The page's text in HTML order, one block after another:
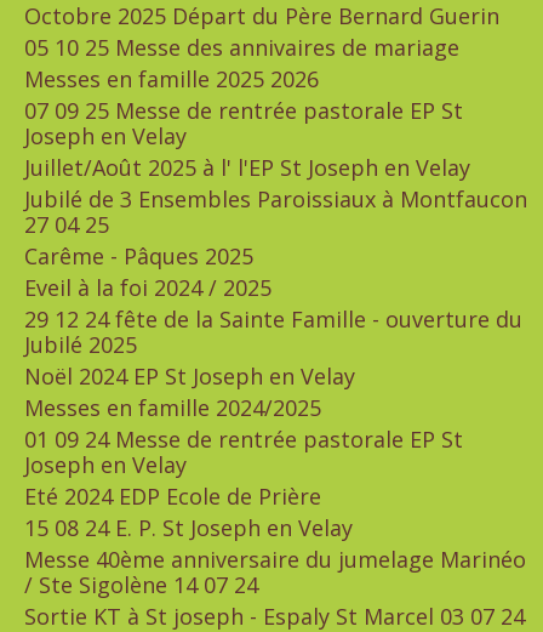
Octobre 2025 Départ du Père Bernard Guerin
05 10 25 Messe des annivaires de mariage
Messes en famille 2025 2026
07 09 25 Messe de rentrée pastorale EP St
Joseph en Velay
Juillet/Août 2025 à l' l'EP St Joseph en Velay
Jubilé de 3 Ensembles Paroissiaux à Montfaucon
27 04 25
Carême - Pâques 2025
Eveil à la foi 2024 / 2025
29 12 24 fête de la Sainte Famille - ouverture du
Jubilé 2025
Noël 2024 EP St Joseph en Velay
Messes en famille 2024/2025
01 09 24 Messe de rentrée pastorale EP St
Joseph en Velay
Eté 2024 EDP Ecole de Prière
15 08 24 E. P. St Joseph en Velay
Messe 40ème anniversaire du jumelage Marinéo
/ Ste Sigolène 14 07 24
Sortie KT à St joseph - Espaly St Marcel 03 07 24